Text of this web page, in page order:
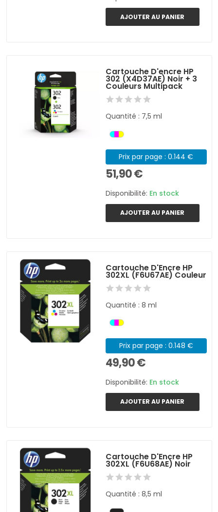
AJOUTER AU PANIER
Cartouche D'encre HP
302 (X4D37AE) Noir + 3
Couleurs Multipack
Quantité : 7,5 ml
Prix par page : 0.144 €
51,90 €
Disponibilité: En stock
AJOUTER AU PANIER
Cartouche D'Encre HP
302XL (F6U67AE) Couleur
Quantité : 8 ml
Prix par page : 0.148 €
49,90 €
Disponibilité: En stock
AJOUTER AU PANIER
Cartouche D'Encre HP
302XL (F6U68AE) Noir
Quantité : 8,5 ml